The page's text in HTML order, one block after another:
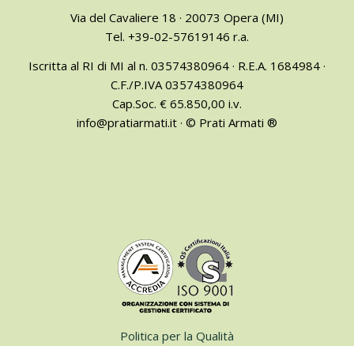
Via del Cavaliere 18 · 20073 Opera (MI)
Tel. +39-02-57619146 r.a.
Iscritta al RI di MI al n. 03574380964 · R.E.A. 1684984 ·
C.F./P.IVA 03574380964
Cap.Soc. € 65.850,00 i.v.
info@pratiarmati.it · © Prati Armati ®
Politica per la Qualità